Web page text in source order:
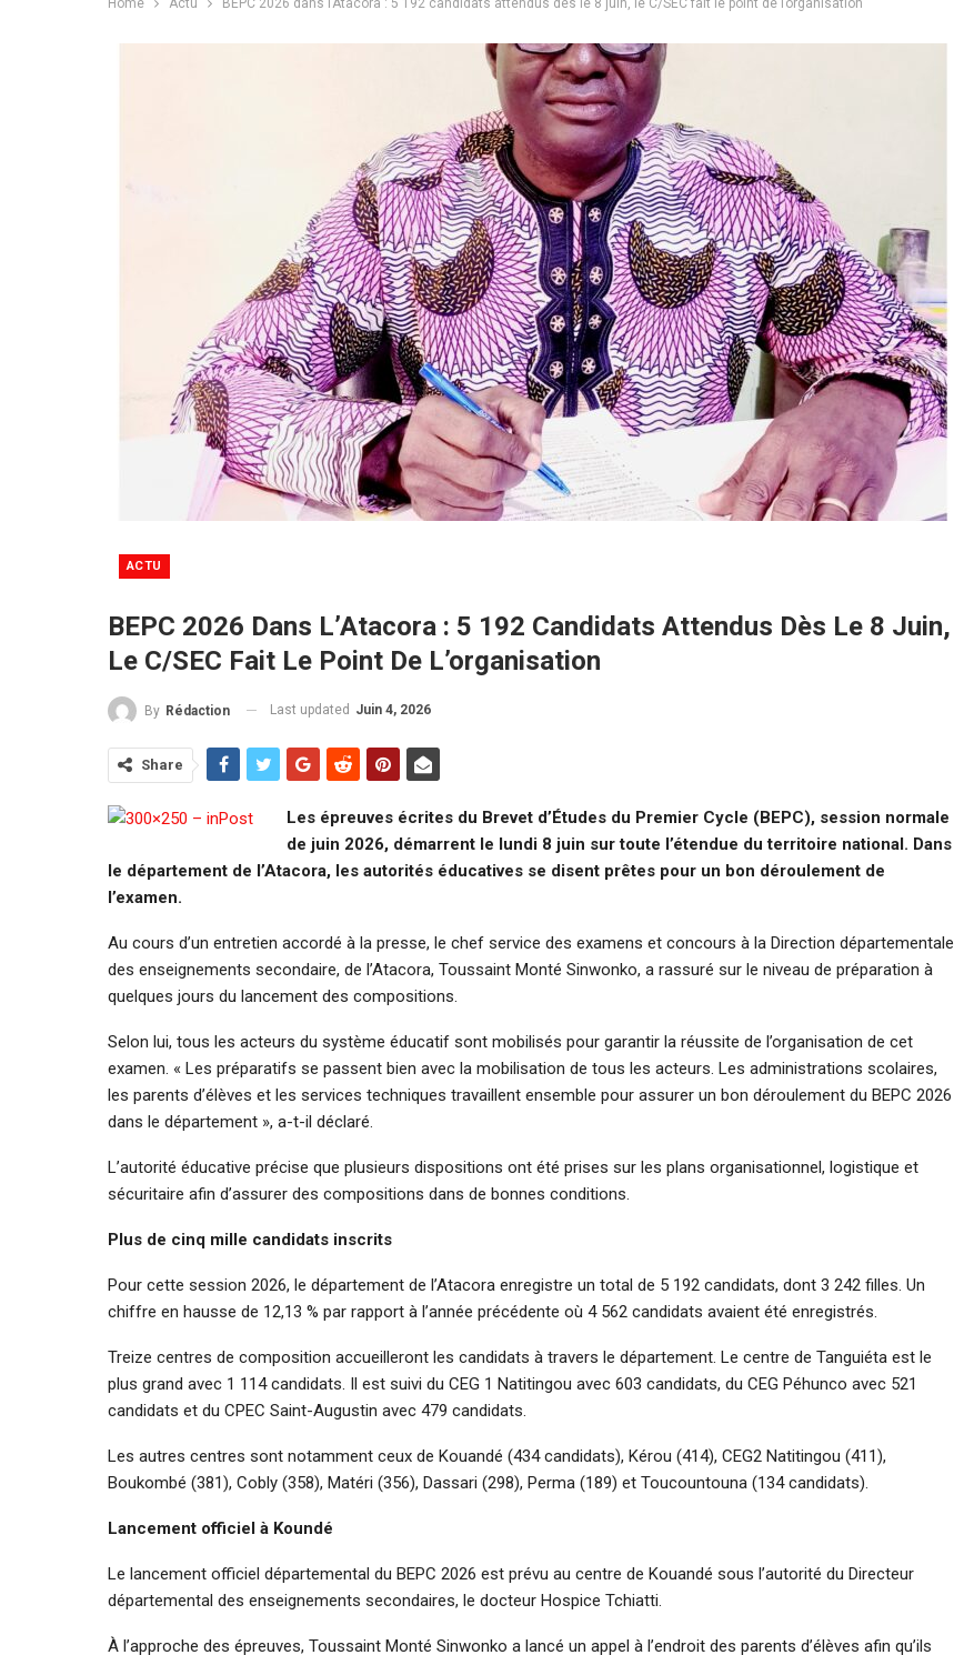
Home Actu BEPC 2026 dans l’Atacora : 5 192 candidats attendus dès le 8 juin, le C/SEC fait le point de l’organisation
ACTU
BEPC 2026 Dans L’Atacora : 5 192 Candidats Attendus Dès Le 8 Juin,
Le C/SEC Fait Le Point De L’organisation
By Rédaction Last updated Juin 4, 2026
Share
Les épreuves écrites du Brevet d’Études du Premier Cycle (BEPC), session normale
de juin 2026, démarrent le lundi 8 juin sur toute l’étendue du territoire national. Dans
le département de l’Atacora, les autorités éducatives se disent prêtes pour un bon déroulement de
l’examen.
Au cours d’un entretien accordé à la presse, le chef service des examens et concours à la Direction départementale
des enseignements secondaire, de l’Atacora, Toussaint Monté Sinwonko, a rassuré sur le niveau de préparation à
quelques jours du lancement des compositions.
Selon lui, tous les acteurs du système éducatif sont mobilisés pour garantir la réussite de l’organisation de cet
examen. « Les préparatifs se passent bien avec la mobilisation de tous les acteurs. Les administrations scolaires,
les parents d’élèves et les services techniques travaillent ensemble pour assurer un bon déroulement du BEPC 2026
dans le département », a-t-il déclaré.
L’autorité éducative précise que plusieurs dispositions ont été prises sur les plans organisationnel, logistique et
sécuritaire afin d’assurer des compositions dans de bonnes conditions.
Plus de cinq mille candidats inscrits
Pour cette session 2026, le département de l’Atacora enregistre un total de 5 192 candidats, dont 3 242 filles. Un
chiffre en hausse de 12,13 % par rapport à l’année précédente où 4 562 candidats avaient été enregistrés.
Treize centres de composition accueilleront les candidats à travers le département. Le centre de Tanguiéta est le
plus grand avec 1 114 candidats. Il est suivi du CEG 1 Natitingou avec 603 candidats, du CEG Péhunco avec 521
candidats et du CPEC Saint-Augustin avec 479 candidats.
Les autres centres sont notamment ceux de Kouandé (434 candidats), Kérou (414), CEG2 Natitingou (411),
Boukombé (381), Cobly (358), Matéri (356), Dassari (298), Perma (189) et Toucountouna (134 candidats).
Lancement officiel à Koundé
Le lancement officiel départemental du BEPC 2026 est prévu au centre de Kouandé sous l’autorité du Directeur
départemental des enseignements secondaires, le docteur Hospice Tchiatti.
À l’approche des épreuves, Toussaint Monté Sinwonko a lancé un appel à l’endroit des parents d’élèves afin qu’ils